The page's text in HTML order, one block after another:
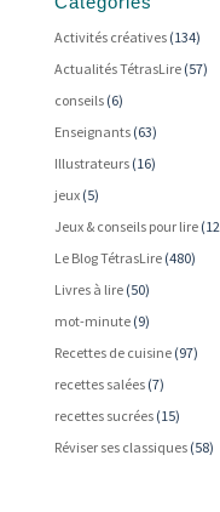
Activités créatives(134)
Actualités TétrasLire(57)
conseils(6)
Enseignants(63)
Illustrateurs(16)
jeux(5)
Jeux & conseils pour lire
Le Blog TétrasLire(480)
Livres à lire(50)
mot-minute(9)
Recettes de cuisine(97)
recettes salées(7)
recettes sucrées(15)
Réviser ses classiques(58)